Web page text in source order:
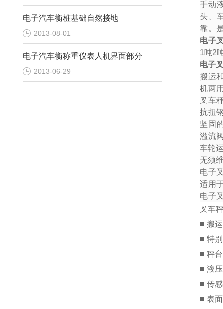
电子汽车衡桩基础自然接地
2013-08-01
电子汽车衡称重仪表人机界面部分
2013-06-29
手动
头、
靠。
电子
1吨2
电子
搬运
机两
叉车
抗扭
坚固
溢流
车轮
无须
电子
适用
电子
叉车
■ 搬
■ 特
■ 秤
■ 液
■ 传
■ 表